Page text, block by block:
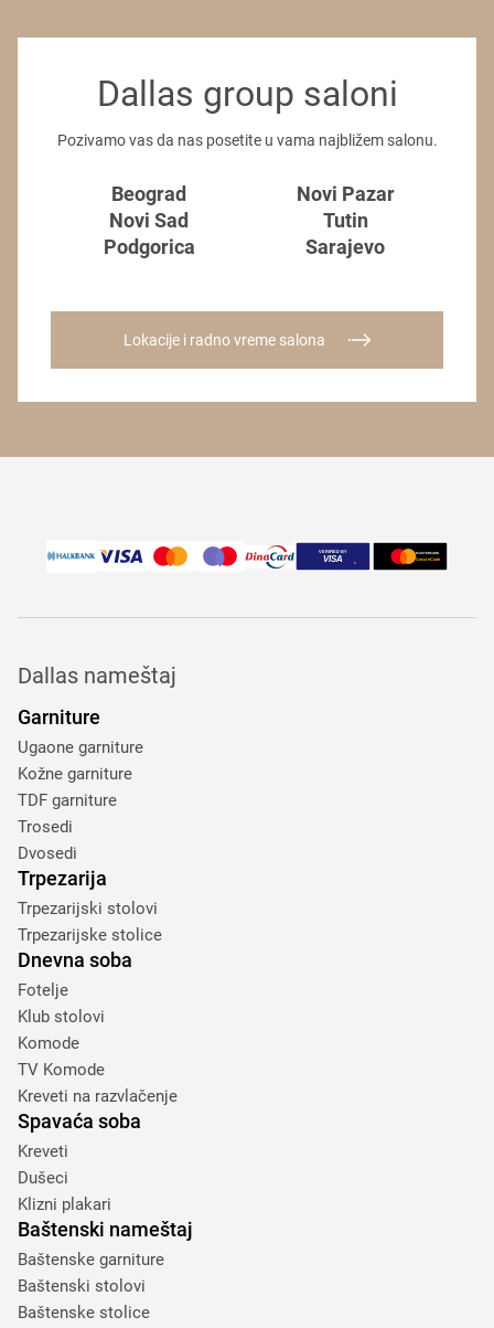
Dallas group saloni
Pozivamo vas da nas posetite u vama najbližem salonu.
Beograd
Novi Sad
Podgorica
Novi Pazar
Tutin
Sarajevo
Lokacije i radno vreme salona
Dallas nameštaj
Garniture
Ugaone garniture
Kožne garniture
TDF garniture
Trosedi
Dvosedi
Trpezarija
Trpezarijski stolovi
Trpezarijske stolice
Dnevna soba
Fotelje
Klub stolovi
Komode
TV Komode
Kreveti na razvlačenje
Spavaća soba
Kreveti
Dušeci
Klizni plakari
Baštenski nameštaj
Baštenske garniture
Baštenski stolovi
Baštenske stolice